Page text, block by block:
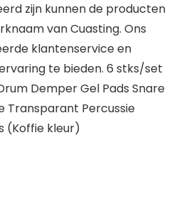
zijn kunnen de producten
van Cuasting. Ons
klantenservice en
te bieden. 6 stks/set
Demper Gel Pads Snare
Transparant Percussie
(Koffie kleur)